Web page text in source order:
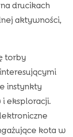
drucikach
aktywności,
torby
instynkty
eksploracji.
kota w